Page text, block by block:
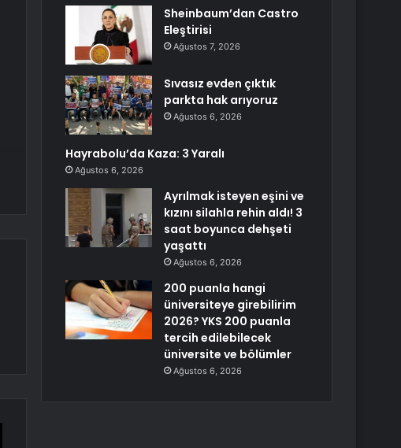
Sheinbaum’dan Castro
Eleştirisi
Ağustos 7, 2026
Sıvasız evden çıktık
parkta hak arıyoruz
Ağustos 6, 2026
Hayrabolu’da Kaza: 3 Yaralı
Ağustos 6, 2026
Ayrılmak isteyen eşini ve
kızını silahla rehin aldı! 3
saat boyunca dehşeti
yaşattı
Ağustos 6, 2026
200 puanla hangi
üniversiteye girebilirim
2026? YKS 200 puanla
tercih edilebilecek
üniversite ve bölümler
Ağustos 6, 2026